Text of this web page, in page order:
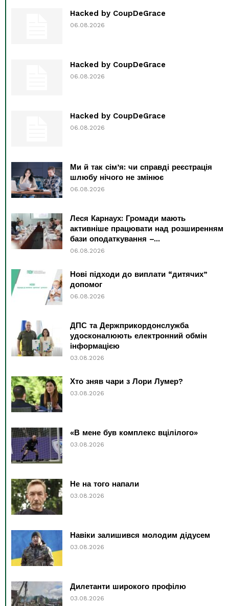
Hacked by CoupDeGrace
06.08.2026
Hacked by CoupDeGrace
06.08.2026
Hacked by CoupDeGrace
06.08.2026
Ми й так сім’я: чи справді реєстрація
шлюбу нічого не змінює
06.08.2026
Леся Карнаух: Громади мають
активніше працювати над розширенням
бази оподаткування –...
06.08.2026
Нові підходи до виплати “дитячих”
допомог
06.08.2026
ДПС та Держприкордонслужба
удосконалюють електронний обмін
інформацією
03.08.2026
Хто зняв чари з Лори Лумер?
03.08.2026
«В мене був комплекс вцілілого»
03.08.2026
Не на того напали
03.08.2026
Навіки залишився молодим дідусем
03.08.2026
Дилетанти широкого профілю
03.08.2026